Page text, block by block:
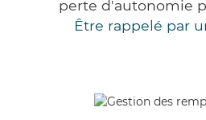
perte d'autonomie
Être rappelé par